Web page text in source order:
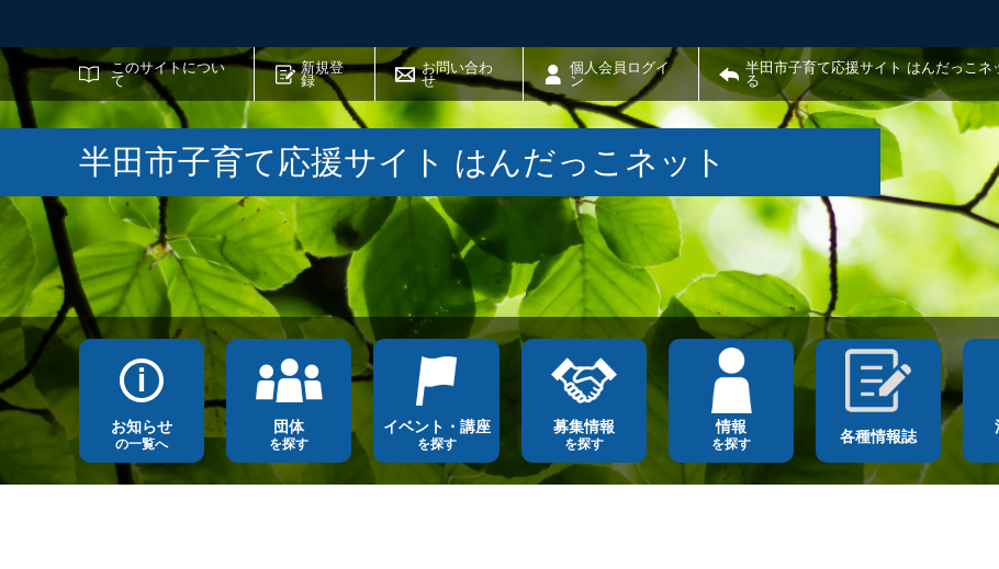
このサイトについ
て
新規登
録
お問い合わ
せ
個人会員ログイ
ン
半田市子育て応援サイト はんだっこネ
る
サイト内検索
半田市子育て応援サイト はんだっこネット
お知らせ
の一覧へ
団体
を探す
イベント・講座
を探す
募集情報
を探す
情報
を探す 各種情報誌